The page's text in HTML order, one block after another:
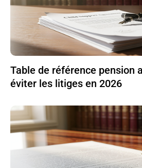
Table de référence pension
éviter les litiges en 2026